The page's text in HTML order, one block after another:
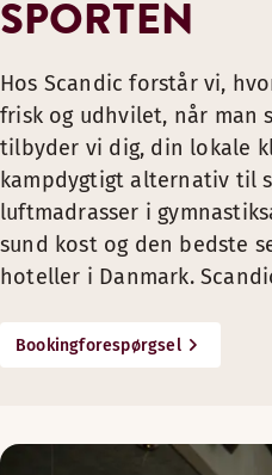
SPORTEN
Hos Scandic forstår vi,
frisk og udhvilet, når man
tilbyder vi dig, din lokale
kampdygtigt alternativ til
luftmadrasser i
sund kost og den bedste
hoteller i Danmark.
Bookingforespørgsel